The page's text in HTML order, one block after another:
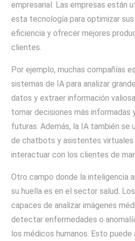
empresarial. Las empresas están
esta tecnología para optimizar
eficiencia y ofrecer mejores
clientes.
Por ejemplo, muchas compañías
sistemas de IA para analizar
datos y extraer información
tomar decisiones más informadas
futuras. Además, la IA también se
de chatbots y asistentes virtuales
interactuar con los clientes de
Otro campo donde la inteligencia
su huella es en el sector salud.
capaces de analizar imágenes
detectar enfermedades o
los médicos humanos. Esto puede